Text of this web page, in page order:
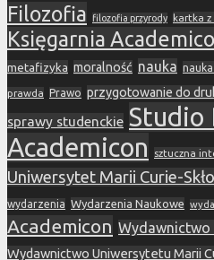
Filozofia filozofia przyrody kartka z
Księgarnia
metafizyka moralność nauka
prawda Prawo przygotowanie do
sprawy studenckie Studio
Academicon
sztuczna
Uniwersytet Marii Curie-
wydarzenia Wydarzenia Naukowe
Academicon Wydawnictwo
Wydawnictwo Uniwersytetu Marii